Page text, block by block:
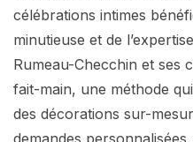
célébrations intimes
minutieuse et de
Rumeau-Checchin et ses
fait-main, une méthode
des décorations sur-
demandes